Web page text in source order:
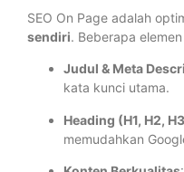
SEO On Page adalah
sendiri. Beberapa
Judul & Meta
kata kunci utama.
Heading (H1, H2,
memudahkan